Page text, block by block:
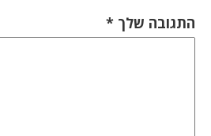
התגובה שלך *